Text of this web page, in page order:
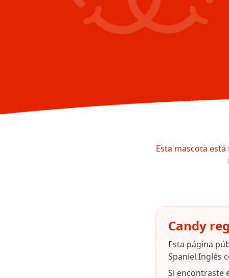
Esta mascota
Candy
Esta página
Spaniel Inglés
Si encontraste